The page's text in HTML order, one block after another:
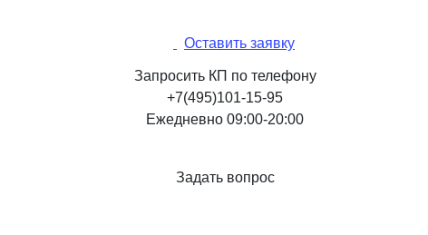
Оставить заявку
Запросить КП по телефону
+7(495)101-15-95
Ежедневно 09:00-20:00
Задать вопрос